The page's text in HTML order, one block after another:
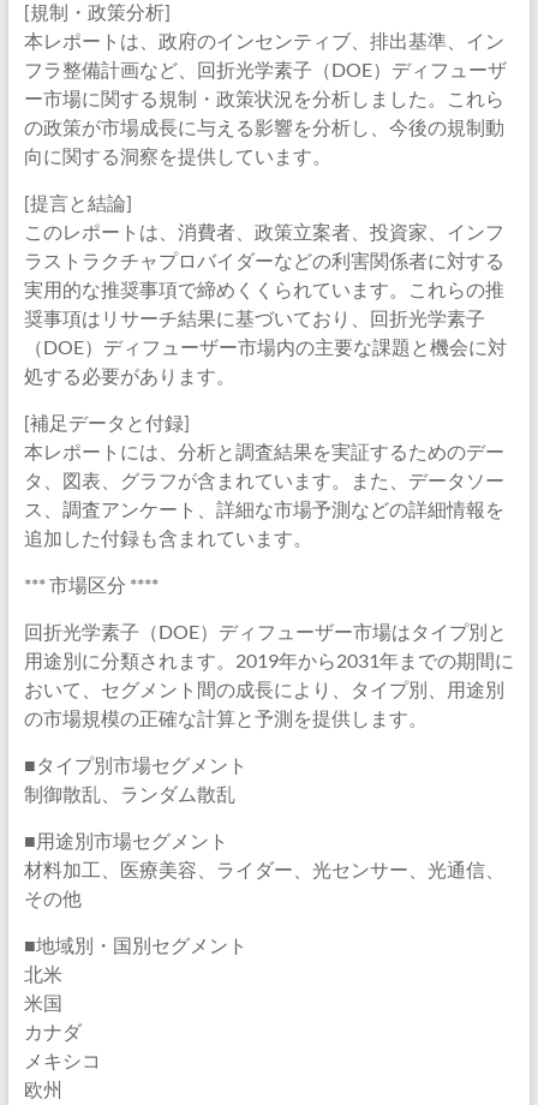
[規制・政策分析]
本レポートは、政府のインセンティブ、排出基準、イン
フラ整備計画など、回折光学素子（DOE）ディフューザ
ー市場に関する規制・政策状況を分析しました。これら
の政策が市場成長に与える影響を分析し、今後の規制動
向に関する洞察を提供しています。
[提言と結論]
このレポートは、消費者、政策立案者、投資家、インフ
ラストラクチャプロバイダーなどの利害関係者に対する
実用的な推奨事項で締めくくられています。これらの推
奨事項はリサーチ結果に基づいており、回折光学素子
（DOE）ディフューザー市場内の主要な課題と機会に対
処する必要があります。
[補足データと付録]
本レポートには、分析と調査結果を実証するためのデー
タ、図表、グラフが含まれています。また、データソー
ス、調査アンケート、詳細な市場予測などの詳細情報を
追加した付録も含まれています。
*** 市場区分 ****
回折光学素子（DOE）ディフューザー市場はタイプ別と
用途別に分類されます。2019年から2031年までの期間に
おいて、セグメント間の成長により、タイプ別、用途別
の市場規模の正確な計算と予測を提供します。
■タイプ別市場セグメント
制御散乱、ランダム散乱
■用途別市場セグメント
材料加工、医療美容、ライダー、光センサー、光通信、
その他
■地域別・国別セグメント
北米
米国
カナダ
メキシコ
欧州